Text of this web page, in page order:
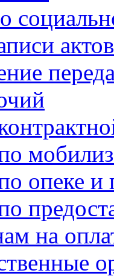
опеке и
на